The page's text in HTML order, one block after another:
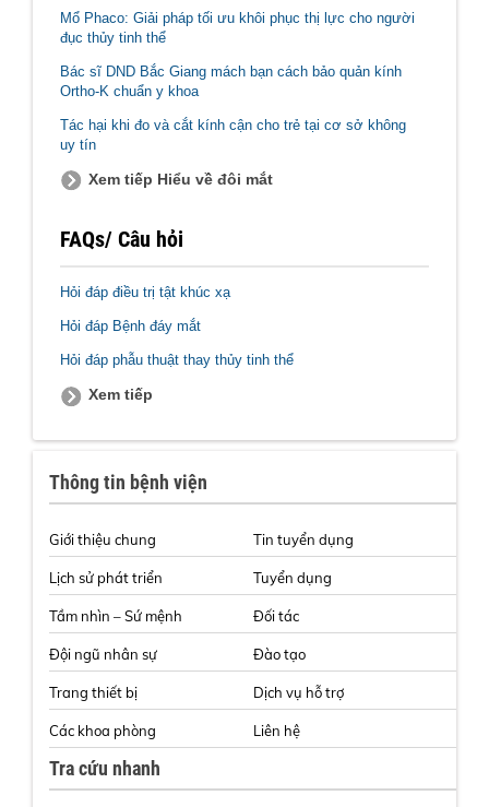
Mổ Phaco: Giải pháp tối ưu khôi phục thị lực cho người
đục thủy tinh thể
Bác sĩ DND Bắc Giang mách bạn cách bảo quản kính
Ortho-K chuẩn y khoa
Tác hại khi đo và cắt kính cận cho trẻ tại cơ sở không
uy tín
Xem tiếp Hiểu về đôi mắt
FAQs/ Câu hỏi
Hỏi đáp điều trị tật khúc xạ
Hỏi đáp Bệnh đáy mắt
Hỏi đáp phẫu thuật thay thủy tinh thể
Xem tiếp
Thông tin bệnh viện
Giới thiệu chung
Lịch sử phát triển
Tầm nhìn – Sứ mệnh
Đội ngũ nhân sự
Trang thiết bị
Các khoa phòng
Tin tuyển dụng
Tuyển dụng
Đối tác
Đào tạo
Dịch vụ hỗ trợ
Liên hệ
Tra cứu nhanh